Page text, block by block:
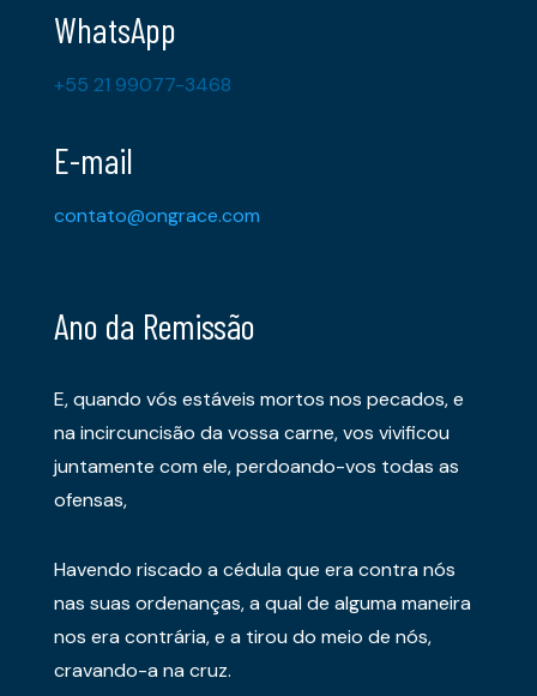
WhatsApp
+55 21 99077-3468
E-mail
contato@ongrace.com
Ano da Remissão
E, quando vós estáveis mortos nos pecados, e
na incircuncisão da vossa carne, vos vivificou
juntamente com ele, perdoando-vos todas as
ofensas,
Havendo riscado a cédula que era contra nós
nas suas ordenanças, a qual de alguma maneira
nos era contrária, e a tirou do meio de nós,
cravando-a na cruz.